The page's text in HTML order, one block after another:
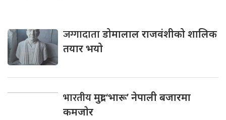
जग्गादाताडोमालाल राजवंशीको शालिक
तयार भयो
भारतीयमुद्रा ‘भारू’ नेपाली बजारमा
कमजाेर